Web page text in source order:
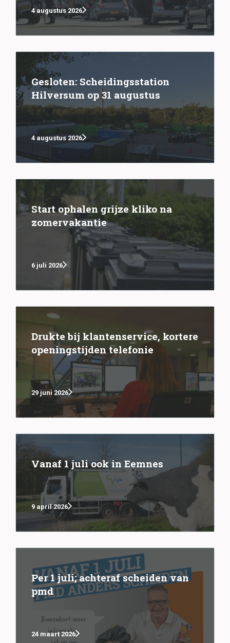
4 augustus 2026
Gesloten: Scheidingsstation
Hilversum op 31 augustus
4 augustus 2026
Start ophalen grijze kliko na
zomervakantie
6 juli 2026
Drukte bij klantenservice, kortere
openingstijden telefonie
29 juni 2026
Vanaf 1 juli ook in Eemnes
9 april 2026
Per 1 juli; achteraf scheiden van
pmd
24 maart 2026